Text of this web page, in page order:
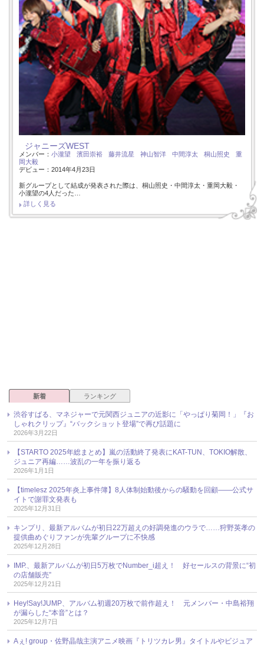
ジャニーズWEST
メンバー： 小瀧望 濱田崇裕 藤井流星 神山智洋 中間淳太 桐山照史
重
岡大毅
デビュー：2014年4月23日
新グループとして結成が発表された際は、桐山照史・中間淳太・重岡大毅・
小瀧望の4人だった…
詳しく見る
新着 ランキング
渋谷すばる、マネジャーで元関西ジュニアの近影に「やっぱり菊岡！」『お
しゃれクリップ』“バックショット登場”で再び話題に
2026年3月22日
【STARTO 2025年総まとめ】嵐の活動終了発表にKAT-TUN、TOKIO解散、
ジュニア再編……波乱の一年を振り返る
2026年1月1日
【timelesz 2025年炎上事件簿】8人体制始動後からの騒動を回顧――公式サ
イトで謝罪文発表も
2025年12月31日
キンプリ、最新アルバムが初日22万超えの好調発進のウラで……狩野英孝の
提供曲めぐりファンが先輩グループに不快感
2025年12月28日
IMP.、最新アルバムが初日5万枚でNumber_i超え！ 好セールスの背景に“初
の店舗販売”
2025年12月21日
Hey!Say!JUMP、アルバム初週20万枚で前作超え！ 元メンバー・中島裕翔
が漏らした“本音”とは？
2025年12月7日
Aぇ! group・佐野晶哉主演アニメ映画『トリツカレ男』タイトルやビジュア